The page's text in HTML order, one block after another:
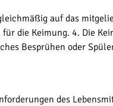
auf das
für die Keimung. 4. Die
Besprühen oder
des